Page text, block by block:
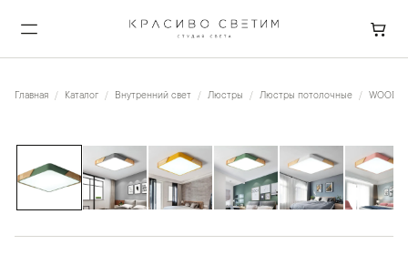
Главная Каталог Внутренний свет Люстры Люстры потолочные WOOD